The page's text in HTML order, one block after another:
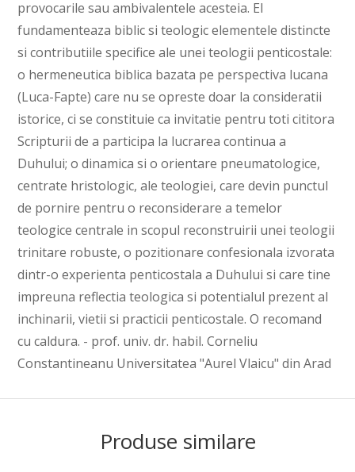
provocarile sau ambivalentele acesteia. El
fundamenteaza biblic si teologic elementele distincte
si contributiile specifice ale unei teologii penticostale:
o hermeneutica biblica bazata pe perspectiva lucana
(Luca-Fapte) care nu se opreste doar la consideratii
istorice, ci se constituie ca invitatie pentru toti cititora
Scripturii de a participa la lucrarea continua a
Duhului; o dinamica si o orientare pneumatologice,
centrate hristologic, ale teologiei, care devin punctul
de pornire pentru o reconsiderare a temelor
teologice centrale in scopul reconstruirii unei teologii
trinitare robuste, o pozitionare confesionala izvorata
dintr-o experienta penticostala a Duhului si care tine
impreuna reflectia teologica si potentialul prezent al
inchinarii, vietii si practicii penticostale. O recomand
cu caldura. - prof. univ. dr. habil. Corneliu
Constantineanu Universitatea "Aurel Vlaicu" din Arad
Produse similare